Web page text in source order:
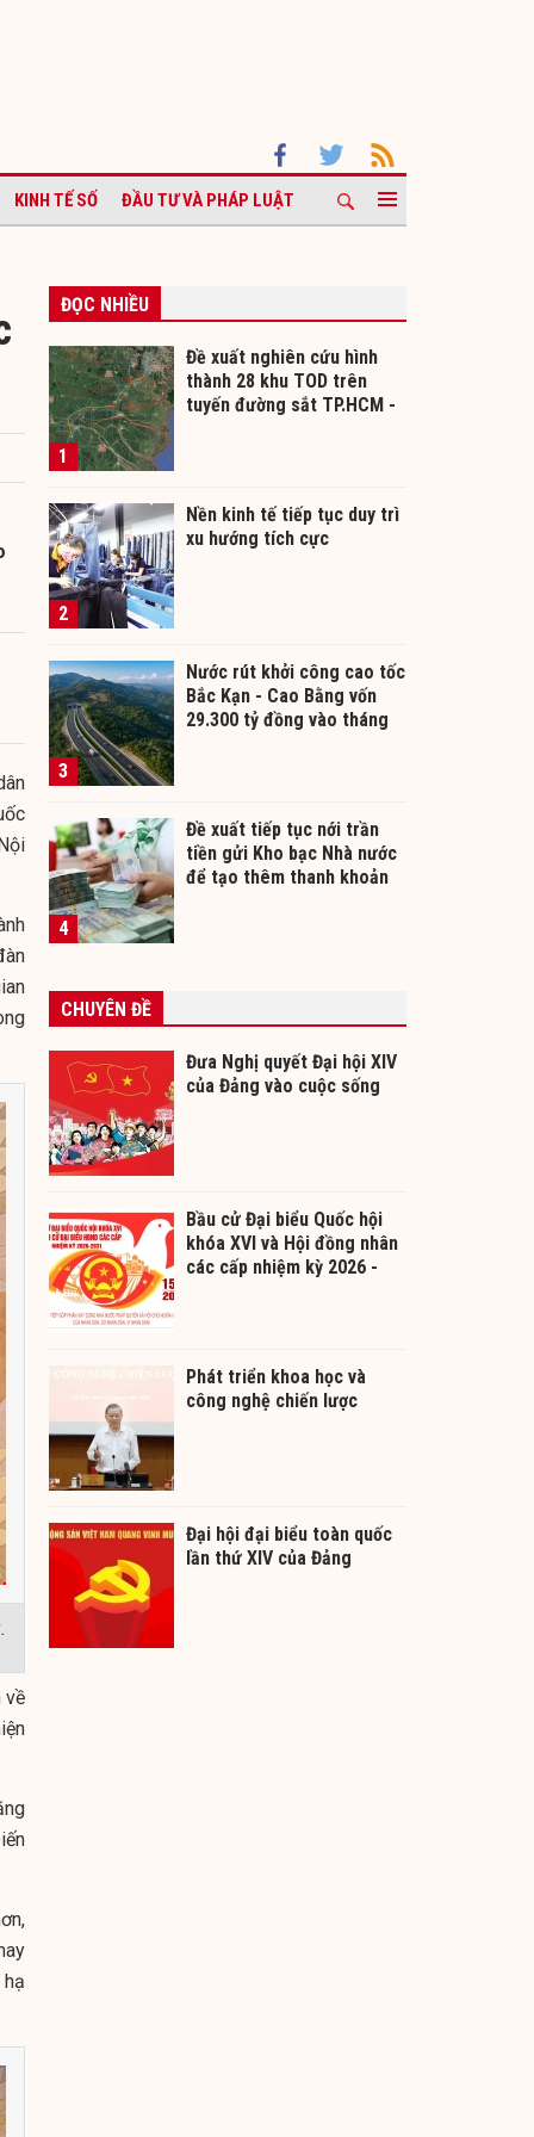
KINH TẾ SỐ ĐẦU TƯ VÀ PHÁP LUẬT
về
ĐỌC NHIỀU
1
Đề xuất nghiên cứu hình
thành 28 khu TOD trên
tuyến đường sắt TP.HCM -
2
Nền kinh tế tiếp tục duy trì
xu hướng tích cực
3
Nước rút khởi công cao tốc
Bắc Kạn - Cao Bằng vốn
29.300 tỷ đồng vào tháng
4
Đề xuất tiếp tục nới trần
tiền gửi Kho bạc Nhà nước
để tạo thêm thanh khoản
CHUYÊN ĐỀ
Đưa Nghị quyết Đại hội XIV
của Đảng vào cuộc sống
Bầu cử Đại biểu Quốc hội
khóa XVI và Hội đồng nhân
các cấp nhiệm kỳ 2026 -
Phát triển khoa học và
công nghệ chiến lược
Đại hội đại biểu toàn quốc
lần thứ XIV của Đảng